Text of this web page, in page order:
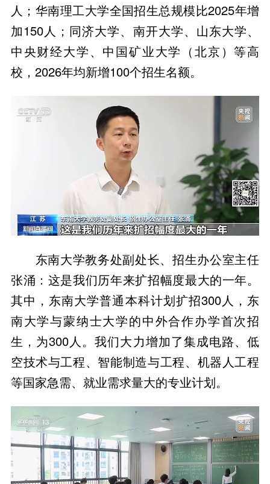
人；华南理工大学全国招生总规模比2025年增
加150人；同济大学、南开大学、山东大学、
中央财经大学、中国矿业大学（北京）等高
校，2026年均新增100个招生名额。
东南大学教务处副处长、招生办公室主任
张涌：这是我们历年来扩招幅度最大的一年。
其中，东南大学普通本科计划扩招300人，东
南大学与蒙纳士大学的中外合作办学首次招
生，为300人。我们大力增加了集成电路、低
空技术与工程、智能制造与工程、机器人工程
等国家急需、就业需求量大的专业计划。